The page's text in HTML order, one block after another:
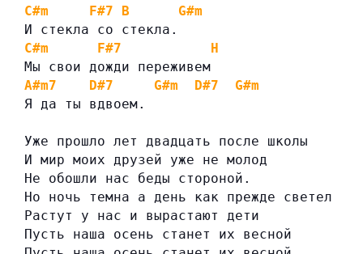
C#m
F#7 B
G#m
И стекла со стекла.
C#m
F#7
H
Мы свои дожди переживем
A#m7
D#7 G#m D#7
G#m
Я да ты вдвоем.
Уже прошло лет двадцать после школы
И мир моих друзей уже не молод
Не обошли нас беды стороной.
Но ночь темна а день как прежде светел
Растут у нас и вырастают дети
Пусть наша осень станет их весной